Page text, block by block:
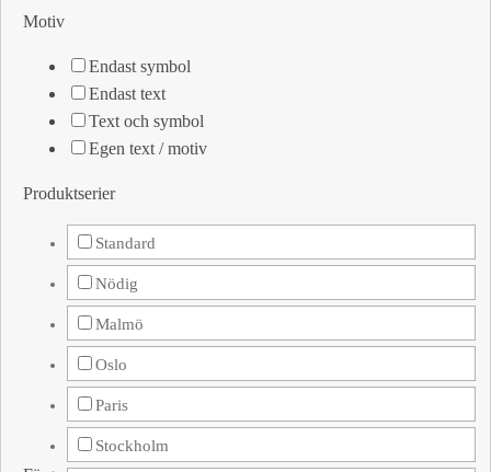
Motiv
Endast symbol
Endast text
Text och symbol
Egen text / motiv
Produktserier
Standard
Nödig
Malmö
Oslo
Paris
Stockholm